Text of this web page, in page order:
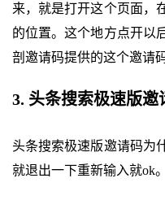
来，就是打开这个页面，
的位置。这个地方点开以
剖邀请码提供的这个邀请
3. 头条搜索极速版邀
头条搜索极速版邀请码为
就退出一下重新输入就ok。